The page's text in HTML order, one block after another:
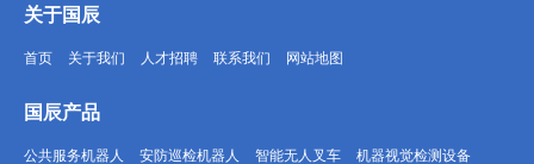
关于国辰
首页 关于我们 人才招聘 联系我们 网站地图
国辰产品
公共服务机器人 安防巡检机器人 智能无人叉车 机器视觉检测设备